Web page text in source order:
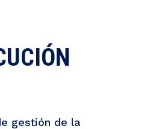
gestión de la